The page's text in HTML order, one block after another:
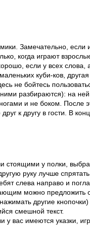
Замечательно, если
когда играют
если у всех слова,
куби-ков,
не бойтесь
разбираются): на
и не боком. После
к другу в гости. В
у полки,
руку лучше
слева направо и
можно предложить
другие
смешной текст.
у вас имеются указки,